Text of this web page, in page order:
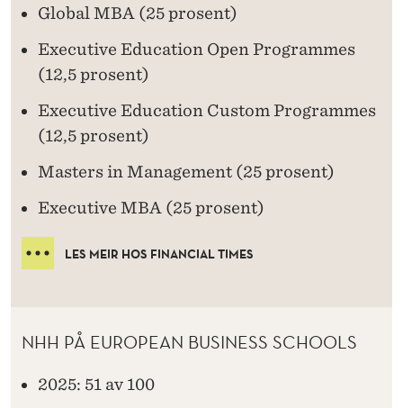
Global MBA (25 prosent)
Executive Education Open Programmes
(12,5 prosent)
Executive Education Custom Programmes
(12,5 prosent)
Masters in Management (25 prosent)
Executive MBA (25 prosent)
LES MEIR HOS FINANCIAL TIMES
NHH PÅ EUROPEAN BUSINESS SCHOOLS
2025: 51 av 100